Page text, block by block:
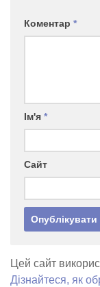
Коментар *
Ім'я *
Сайт
Цей сайт
Дізнайтеся, як